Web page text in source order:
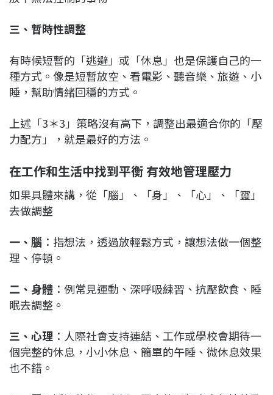
三、暫時性調整
有時候短暫的「逃避」或「休息」也是保護自己的一
種方式。像是短暫放空、看電影、聽音樂、旅遊、小
睡，幫助情緒回穩的方式。
上述「3＊3」策略沒有高下，調整出最適合你的「壓
力配方」，就是最好的方法。
在工作和生活中找到平衡 有效地管理壓力
如果具體來講，從「腦」、「身」、「心」、「靈」
去做調整
一、腦 ：指想法，透過放輕鬆方式，讓想法做一個整
理、停頓。
二、身體 ：例常見運動、深呼吸練習、抗壓飲食、睡
眠去調整。
三、心理 ：人際社會支持連結、工作或學校會期待一
個完整的休息，小小休息、簡單的午睡、微休息效果
也不錯。